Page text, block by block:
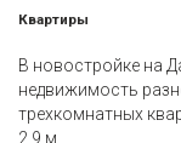
Квартиры
В новостройке на
недвижимость
трехкомнатных
2,9 м.